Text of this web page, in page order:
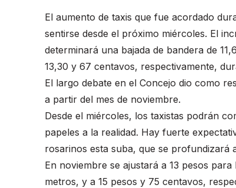
El aumento de taxis que fue acordado
sentirse desde el próximo miércoles. El
determinará una bajada de bandera de
13,30 y 67 centavos, respectivamente,
El largo debate en el Concejo dio como
a partir del mes de noviembre.
Desde el miércoles, los taxistas podrán
papeles a la realidad. Hay fuerte
rosarinos esta suba, que se profundizará
En noviembre se ajustará a 13 pesos
metros, y a 15 pesos y 75 centavos,